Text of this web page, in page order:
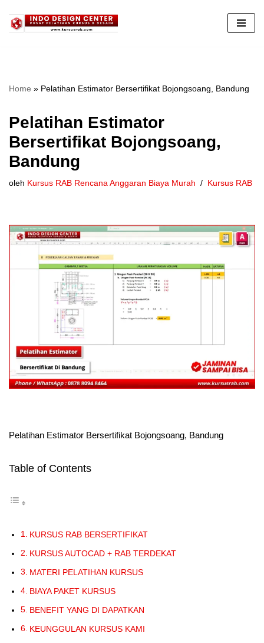
Lompat
Home » Pelatihan Estimator Bersertifikat Bojongsoang, Bandung
Pelatihan Estimator
Bersertifikat Bojongsoang,
Bandung
oleh Kursus RAB Rencana Anggaran Biaya Murah Kursus RAB
Pelatihan Estimator Bersertifikat Bojongsoang, Bandung
Table of Contents
KURSUS RAB BERSERTIFIKAT
KURSUS AUTOCAD + RAB TERDEKAT
MATERI PELATIHAN KURSUS
BIAYA PAKET KURSUS
BENEFIT YANG DI DAPATKAN
KEUNGGULAN KURSUS KAMI